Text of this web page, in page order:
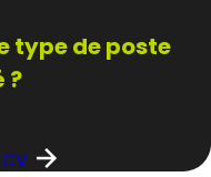
type de poste
?